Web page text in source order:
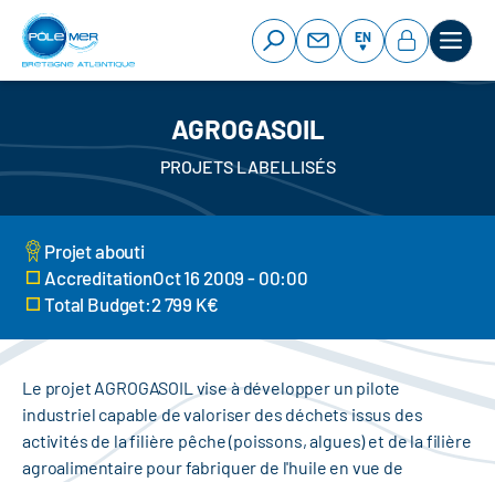
Cookies management panel
Skip
main
EN
AGROGASOIL
PROJETS LABELLISÉS
Projet abouti
AccreditationOct 16 2009 - 00:00
Total Budget:2 799 K€
Le projet AGROGASOIL vise à développer un pilote
industriel capable de valoriser des déchets issus des
activités de la filière pêche (poissons, algues) et de la filière
agroalimentaire pour fabriquer de l'huile en vue de